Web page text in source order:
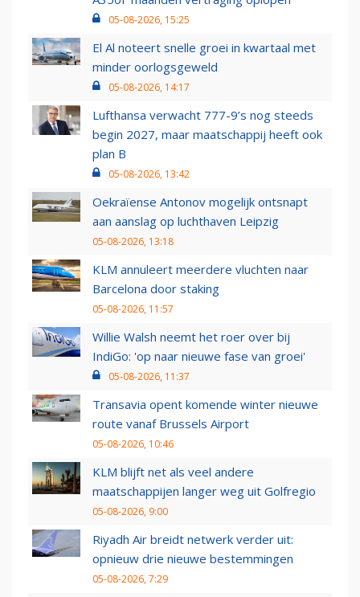
05-08-2026, 15:25
El Al noteert snelle groei in kwartaal met
minder oorlogsgeweld
05-08-2026, 14:17
Lufthansa verwacht 777-9’s nog steeds
begin 2027, maar maatschappij heeft ook
plan B
05-08-2026, 13:42
Oekraïense Antonov mogelijk ontsnapt
aan aanslag op luchthaven Leipzig
05-08-2026, 13:18
KLM annuleert meerdere vluchten naar
Barcelona door staking
05-08-2026, 11:57
Willie Walsh neemt het roer over bij
IndiGo: 'op naar nieuwe fase van groei'
05-08-2026, 11:37
Transavia opent komende winter nieuwe
route vanaf Brussels Airport
05-08-2026, 10:46
KLM blijft net als veel andere
maatschappijen langer weg uit Golfregio
05-08-2026, 9:00
Riyadh Air breidt netwerk verder uit:
opnieuw drie nieuwe bestemmingen
05-08-2026, 7:29